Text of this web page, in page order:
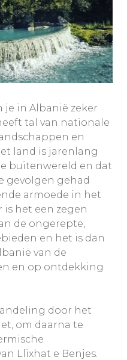
in Albanië zeker
tal van nationale
en
land is jarenlang
buitenwereld en dat
gevolgen gehad
armoede in het
is het een zegen
de ongerepte,
en het is dan
van de
en op ontdekking
door het
om daarna te
Llixhat e Benjes.